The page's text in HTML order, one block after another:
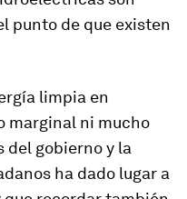
punto de que existen
limpia en
marginal ni mucho
del gobierno y la
ha dado lugar a